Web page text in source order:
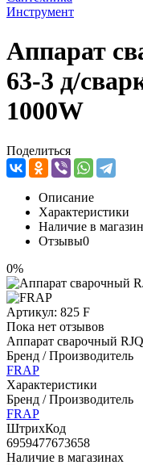
Инструмент
Аппарат
63-3 д/
1000W
Поделиться
Описание
Характеристики
Наличие в
Отзывы0
0%
Артикул: 825 F
Пока нет отзывов
Аппарат сварочный
Бренд / Производитель
FRAP
Характеристики
Бренд / Производитель
FRAP
ШтрихКод
6959477673658
Наличие в магазинах